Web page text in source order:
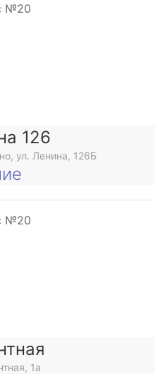
№20
126
ул. Ленина, 126Б
№20
1а